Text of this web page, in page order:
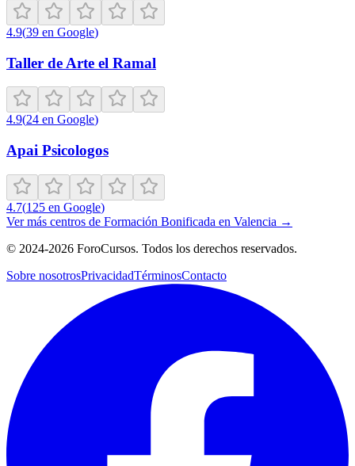
4.9(39 en Google)
Taller de Arte el Ramal
4.9(24 en Google)
Apai Psicologos
4.7(125 en Google)
Ver más centros de Formación Bonificada en Valencia →
© 2024-2026 ForoCursos. Todos los derechos reservados.
Sobre nosotrosPrivacidadTérminosContacto